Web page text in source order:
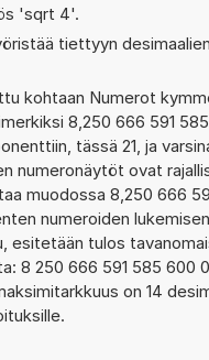
'sqrt 4'.
tiettyyn
kohtaan Numerot
8,250 666 591
tässä 21, ja
numeronäytöt ovat
muodossa 8,250 666
numeroiden
esitetään tulos
8 250 666 591 585 600
on 14